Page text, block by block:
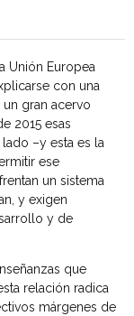
Unión Europea
con una
gran acervo
2015 esas
lado –y esta es la
ese
un sistema
y exigen
y de
que
relación radica
márgenes de